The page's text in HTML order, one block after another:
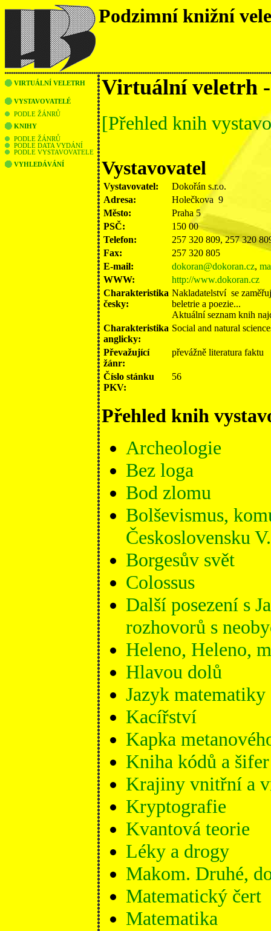
Podzimní knižní
VIRTUÁLNÍ VELETRH
VYSTAVOVATELÉ
PODLE ŽÁNRŮ
KNIHY
PODLE ŽÁNRŮ
PODLE DATA VYDÁNÍ
PODLE VYSTAVOVATELE
VYHLEDÁVÁNÍ
Virtuální veletrh -
[Přehled knih
Vystavovatel
Vystavovatel:
Dokořán s.r.o.
Adresa:
Holečkova 9
Město:
Praha 5
PSČ:
150 00
Telefon:
257 320 809, 257 320
Fax:
257 320 805
E-mail:
dokoran@dokoran.cz,
WWW:
http://www.dokoran.cz
Charakteristika
česky:
Nakladatelství se
beletrie a poezie...
Aktuální seznam knih
Charakteristika
anglicky:
Social and natural
Převažující
žánr:
převážně literatura faktu
Číslo stánku
PKV:
56
Přehled knih
Archeologie
Bez loga
Bod zlomu
Bolševismus,
Československu V.
Borgesův svět
Colossus
Další posezení s
rozhovorů s
Heleno, Heleno,
Hlavou dolů
Jazyk matematiky
Kacířství
Kapka
Kniha kódů a šifer
Krajiny vnitřní a
Kryptografie
Kvantová teorie
Léky a drogy
Makom. Druhé,
Matematický čert
Matematika